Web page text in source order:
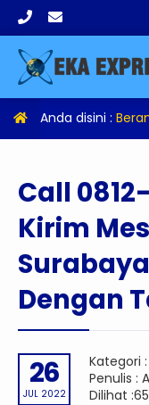
Anda disini :
Call
Kirim
Dengan
26
JUL 2022
Kategori :
Penulis :
Dilihat